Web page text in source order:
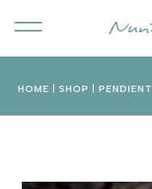
HOME |SHOP |